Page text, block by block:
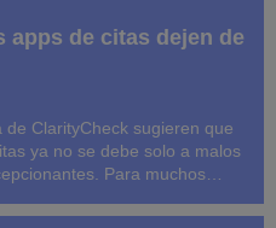
apps de citas dejen de
ClarityCheck sugieren que
ya no se debe solo a malos
Para muchos